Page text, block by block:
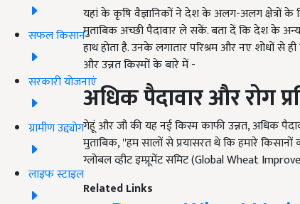
सफल किसान
सरकारी योजनाएं
ग्रामीण उद्द्योग
लाइफ स्टाइल
यहां के कृषि वैज्ञानिकों ने देश के अलग-अलग क्षेत्रों के
मुताबिक अच्छी पैदावार ले सकें. बता दें कि देश के
हाथ होता है. उनके लगातार परिश्रम और नए शोधों
और उन्नत किस्मों के बारे में -
अधिकपैदावारऔररोग
गेहूं और जौ की यह नई किस्म काफी उन्नत, अधिक
मुताबिक, ''हम सालों से प्रयासरत थे कि हमारे
ग्लोबल व्हीट इम्प्रूमेंट समिट (Global Wheat
Related Links